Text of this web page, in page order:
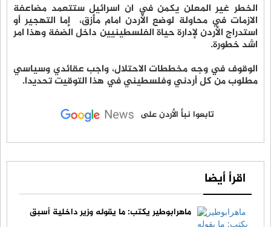
الخطر غير المعلن يكمن في ان اسرائيل ستتعمد مضاعفة
الازمات في محاولة لوضع الأردن امام مأزق، إما التهجير أو
استدراج الأردن لإدارة حياة الفلسطينيين داخل الضفة وهذا امر
اشد خطورة.
الوقوف في وجه مخططات الاحتلال، واجب عقائدي وسياسي
مطلوب من كل أردني وفلسطيني في هذا التوقيت تحديدا.
تابعوا نبأ الأردن على
اقرأ أيضا
ماهرابوطير يكتب: ما يقوله وزير داخلية أسبق